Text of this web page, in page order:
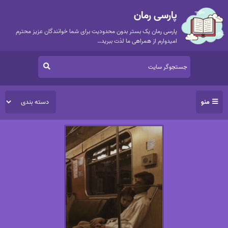
پارسی رمان
پارسی رمان یک بستر بدون محدودیت برای شما خوانندگان عزیز محترم
امیدوارم از همراهی ما لذت ببرید…
منو